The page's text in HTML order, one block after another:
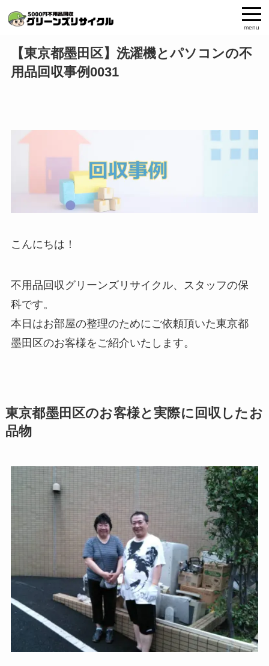
menu
【東京都墨田区】洗濯機とパソコンの不
用品回収事例0031
こんにちは！
不用品回収グリーンズリサイクル、スタッフの保
科です。
本日はお部屋の整理のためにご依頼頂いた東京都
墨田区のお客様をご紹介いたします。
東京都墨田区のお客様と実際に回収したお
品物